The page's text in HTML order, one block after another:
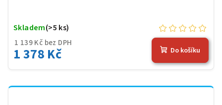
1 139 Kč bez DPH
1 378 Kč
Skladem(>5 ks)
Do košíku